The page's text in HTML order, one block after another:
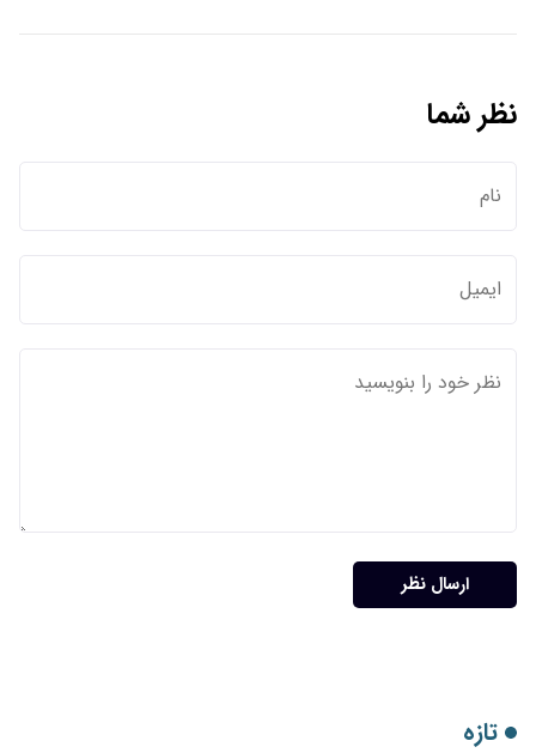
نظر شما
ارسال نظر
تازه